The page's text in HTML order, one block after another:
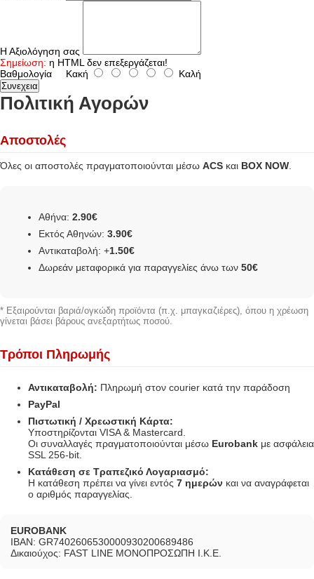
Η Αξιολόγηση σας
Σημείωση: η HTML δεν επεξεργάζεται!
Βαθμολογία Κακή Καλή
Συνεχεια
Πολιτική Αγορών
Αποστολές
Όλες οι αποστολές πραγματοποιούνται μέσω ACS και BOX NOW
Αθήνα: 2.90€
Εκτός Αθηνών: 3.90€
Αντικαταβολή: +1.50€
Δωρεάν μεταφορικά για παραγγελίες άνω των 50€
* Εξαιρούνται βαριά/ογκώδη προϊόντα (π.χ. μπαγκαζιέρες), όπου η χρέωση
γίνεται βάσει βάρους ανεξαρτήτως ποσού.
Τρόποι Πληρωμής
Αντικαταβολή: Πληρωμή στον courier κατά την παράδοση
PayPal
Πιστωτική / Χρεωστική Κάρτα:
Υποστηρίζονται VISA & Mastercard.
Οι συναλλαγές πραγματοποιούνται μέσω Eurobank με ασφάλεια
SSL 256-bit.
Κατάθεση σε Τραπεζικό Λογαριασμό:
Η κατάθεση πρέπει να γίνει εντός 7 ημερών και να αναγράφεται
ο αριθμός παραγγελίας.
EUROBANK
IBAN: GR7402606530000930200689486
Δικαιούχος: FAST LINE ΜΟΝΟΠΡΟΣΩΠΗ Ι.Κ.Ε.